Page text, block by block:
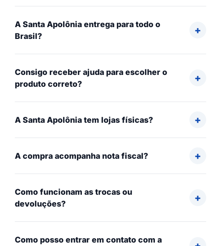
A Santa Apolônia entrega para todo o
Brasil?
Consigo receber ajuda para escolher o
produto correto?
A Santa Apolônia tem lojas físicas?
A compra acompanha nota fiscal?
Como funcionam as trocas ou
devoluções?
Como posso entrar em contato com a